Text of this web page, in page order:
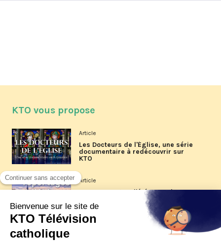
KTO vous propose
Article
Les Docteurs de l'Église, une série
documentaire à redécouvrir sur
KTO
Article
Les reportages d'été 2026 de KTO
La visite pastorale du pape Léon